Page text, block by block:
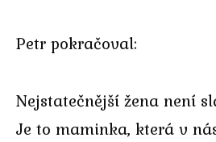
Petr pokračoval:
Nejstatečnější žena není
Je to maminka, která v